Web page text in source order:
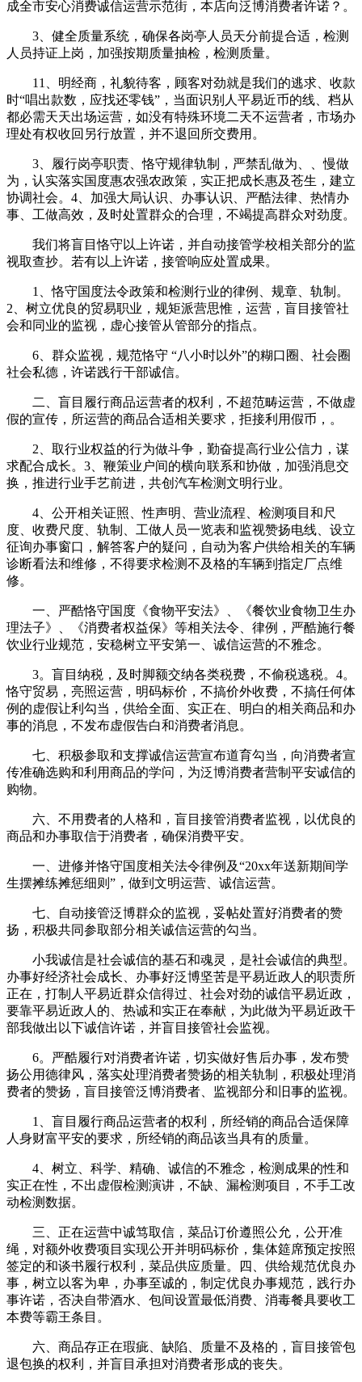
成全市安心消费诚信运营示范街，本店向泛博消费者许诺？。
3、健全质量系统，确保各岗亭人员天分前提合适，检测
人员持证上岗，加强按期质量抽检，检测质量。
11、明经商，礼貌待客，顾客对劲就是我们的逃求、收款
时“唱出款数，应找还零钱”，当面识别人平易近币的线、档从
都必需天天出场运营，如没有特殊环境二天不运营者，市场办
理处有权收回另行放置，并不退回所交费用。
3、履行岗亭职责、恪守规律轨制，严禁乱做为、、慢做
为，认实落实国度惠农强农政策，实正把成长惠及苍生，建立
协调社会。4、加强大局认识、办事认识、严酷法律、热情办
事、工做高效，及时处置群众的合理，不竭提高群众对劲度。
我们将盲目恪守以上许诺，并自动接管学校相关部分的监
视取查抄。若有以上许诺，接管响应处置成果。
1、恪守国度法令政策和检测行业的律例、规章、轨制。
2、树立优良的贸易职业，规矩派营思惟，运营，盲目接管社
会和同业的监视，虚心接管从管部分的指点。
6、群众监视，规范恪守 “八小时以外”的糊口圈、社会圈
社会私德，许诺践行干部诚信。
二、盲目履行商品运营者的权利，不超范畴运营，不做虚
假的宣传，所运营的商品合适相关要求，拒接利用假币，。
2、取行业权益的行为做斗争，勤奋提高行业公信力，谋
求配合成长。3、鞭策业户间的横向联系和协做，加强消息交
换，推进行业手艺前进，共创汽车检测文明行业。
4、公开相关证照、性声明、营业流程、检测项目和尺
度、收费尺度、轨制、工做人员一览表和监视赞扬电线、设立
征询办事窗口，解答客户的疑问，自动为客户供给相关的车辆
诊断看法和维修，不得要求检测不及格的车辆到指定厂点维
修。
一、严酷恪守国度《食物平安法》、《餐饮业食物卫生办
理法子》、《消费者权益保》等相关法令、律例，严酷施行餐
饮业行业规范，安稳树立平安第一、诚信运营的不雅念。
3。盲目纳税，及时脚额交纳各类税费，不偷税逃税。4。
恪守贸易，亮照运营，明码标价，不搞价外收费，不搞任何体
例的虚假让利勾当，供给全面、实正在、明白的相关商品和办
事的消息，不发布虚假告白和消费者消息。
七、积极参取和支撑诚信运营宣布道育勾当，向消费者宣
传准确选购和利用商品的学问，为泛博消费者营制平安诚信的
购物。
六、不用费者的人格和，盲目接管消费者监视，以优良的
商品和办事取信于消费者，确保消费平安。
一、进修并恪守国度相关法令律例及“20xx年送新期间学
生摆摊练摊惩细则”，做到文明运营、诚信运营。
七、自动接管泛博群众的监视，妥帖处置好消费者的赞
扬，积极共同参取部分相关诚信运营的勾当。
小我诚信是社会诚信的基石和魂灵，是社会诚信的典型。
办事好经济社会成长、办事好泛博坚苦是平易近政人的职责所
正在，打制人平易近群众信得过、社会对劲的诚信平易近政，
要靠平易近政人的、热诚和实正在奉献，为此做为平易近政干
部我做出以下诚信许诺，并盲目接管社会监视。
6。严酷履行对消费者许诺，切实做好售后办事，发布赞
扬公用德律风，落实处理消费者赞扬的相关轨制，积极处理消
费者的赞扬，盲目接管泛博消费者、监视部分和旧事的监视。
1、盲目履行商品运营者的权利，所经销的商品合适保障
人身财富平安的要求，所经销的商品该当具有的质量。
4、树立、科学、精确、诚信的不雅念，检测成果的性和
实正在性，不出虚假检测演讲，不缺、漏检测项目，不手工改
动检测数据。
三、正在运营中诚笃取信，菜品订价遵照公允，公开准
绳，对额外收费项目实现公开并明码标价，集体筵席预定按照
签定的和谈书履行权利，菜品供应质量。四、供给规范优良办
事，树立以客为卑，办事至诚的，制定优良办事规范，践行办
事许诺，否决自带酒水、包间设置最低消费、消毒餐具要收工
本费等霸王条目。
六、商品存正在瑕疵、缺陷、质量不及格的，盲目接管包
退包换的权利，并盲目承担对消费者形成的丧失。